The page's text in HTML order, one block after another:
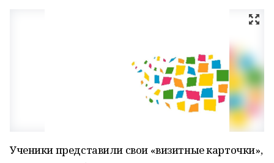
Ученики представили свои «визитные карточки»,